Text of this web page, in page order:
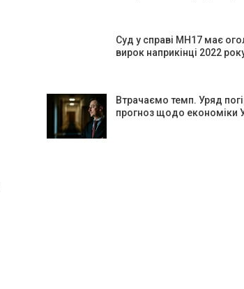
Суд у справі МН17 має
вирок наприкінці 2022
Втрачаємо темп. Уряд
прогноз щодо економіки